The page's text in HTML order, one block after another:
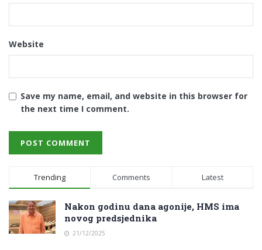
Website
Save my name, email, and website in this browser for
the next time I comment.
Trending Comments Latest
Nakon godinu dana agonije, HMS ima
novog predsjednika
21/12/2025